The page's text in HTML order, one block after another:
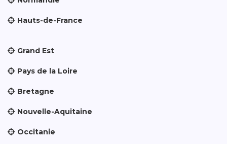
Hauts-de-France
Grand Est
Pays de la Loire
Bretagne
Nouvelle-Aquitaine
Occitanie